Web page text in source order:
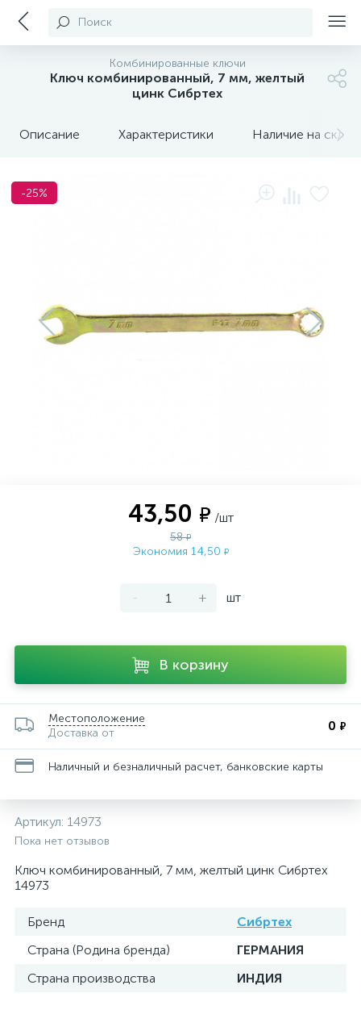
Поиск
Комбинированные ключи
Ключ комбинированный, 7 мм, желтый
цинк Сибртех
Описание Характеристики Наличие на
-25%
43,50 ₽ /шт
58₽
Экономия 14,50 ₽
- + шт
В корзину
Местоположение
Доставка от
0 ₽
Наличный и безналичный расчет, банковские карты
Артикул: 14973
Пока нет отзывов
Ключ комбинированный, 7 мм, желтый цинк Сибртех
14973
Бренд
Сибртех
Страна (Родина бренда)
ГЕРМАНИЯ
Страна производства
ИНДИЯ